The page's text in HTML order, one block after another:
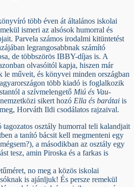
több éven át általános iskolai
ismeri az alsósok humorral és
Parvela számos irodalmi kitüntetést
legrangosabbnak számító
de többszörös IBBY-díjas is. A
olvasóitól kapja, hiszen már
műveit, és könyvei minden országban
több kiadó is foglalkozik
a szívmelengető Miú és Vau-
sikert hozó Ella és barátai is
Horváth Ildi csodálatos rajzaival.
tagozatos osztály humorral teli kalandjait
a tanító bácsit kell megmenteni egy
a másodikban az osztály egy
tesz, amin Piroska és a farkas is
no meg a közös iskolai
is ajánljuk! És persze remekül